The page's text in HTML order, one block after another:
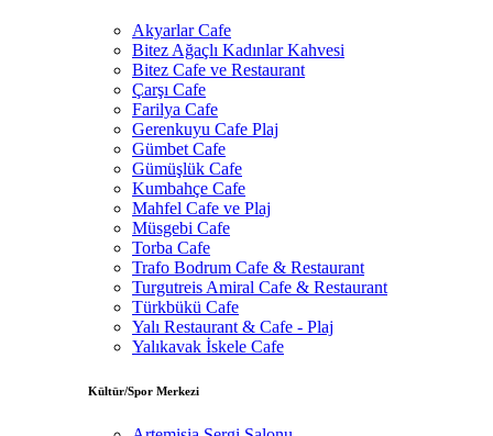
Akyarlar Cafe
Bitez Ağaçlı Kadınlar Kahvesi
Bitez Cafe ve Restaurant
Çarşı Cafe
Farilya Cafe
Gerenkuyu Cafe Plaj
Gümbet Cafe
Gümüşlük Cafe
Kumbahçe Cafe
Mahfel Cafe ve Plaj
Müsgebi Cafe
Torba Cafe
Trafo Bodrum Cafe & Restaurant
Turgutreis Amiral Cafe & Restaurant
Türkbükü Cafe
Yalı Restaurant & Cafe - Plaj
Yalıkavak İskele Cafe
Kültür/Spor Merkezi